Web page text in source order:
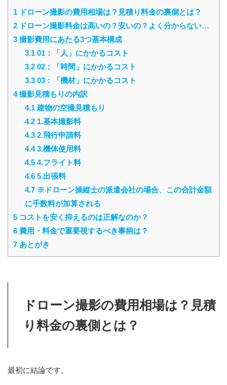
1 ドローン撮影の費用相場は？見積り料金の裏側とは？
2 ドローン撮影料金は高いの？安いの？よく分からない…
3 撮影費用にあたる3つ基本構成
3.101：「人」にかかるコスト
3.202：「時間」にかかるコスト
3.303：「機材」にかかるコスト
4撮影見積もりの内訳
4.1建物の空撮見積もり
4.21.基本撮影料
4.32.飛行申請料
4.43.機体使用料
4.54.フライト料
4.65.出張料
4.7※ドローン操縦士の派遣会社の場合、この合計金額
に手数料が加算される
5 コストを安く抑えるのは正解なのか？
6 費用・料金で重要視するべき事柄は？
7 あとがき
ドローン撮影の費用相場は？見積
り料金の裏側とは？
最初に結論です。